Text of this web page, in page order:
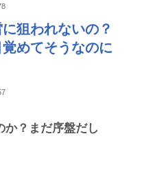
狙われないの？
めてそうなのに
か？まだ序盤だし